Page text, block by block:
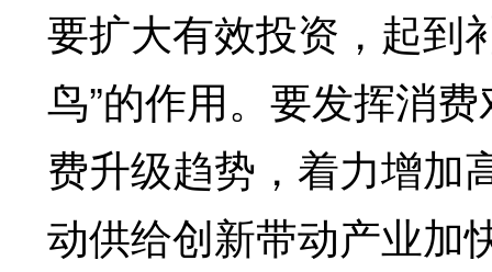
要扩大有效投资，起到
鸟”的作用。要发挥消
费升级趋势，着力增加
动供给创新带动产业加